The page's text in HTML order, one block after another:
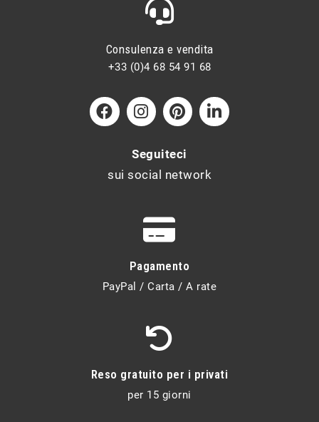
Consulenza e vendita
+33 (0)4 68 54 91 68
Seguiteci
sui social network
Pagamento
PayPal / Carta / A rate
Reso gratuito per i privati
per 15 giorni